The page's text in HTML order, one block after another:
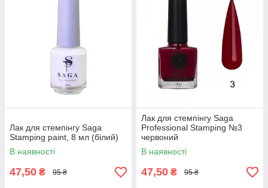
Лак для стемпінгу Saga
Stamping paint, 8 мл (білий)
В наявності
47,50 ₴ 95 ₴
Лак для стемпінгу Saga
Professional Stamping №3
червоний
В наявності
47,50 ₴ 95 ₴